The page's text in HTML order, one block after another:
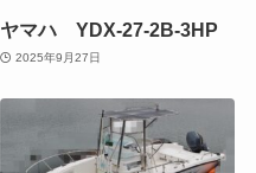
ヤマハ YDX-27-2B-3HP
2025年9月27日